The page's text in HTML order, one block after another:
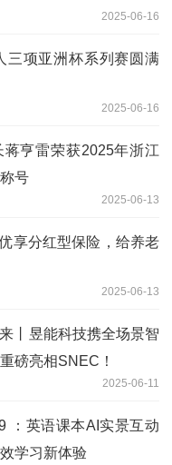
2025-06-16
三项亚洲杯系列赛圆满
2025-06-16
亨雷荣获2025年浙江
号
2025-06-13
享分红型保险，给养老
2025-06-13
丨昱能科技携全场景智
磅亮相SNEC！
2025-06-11
：英语课本AI实景互动
学习新体验